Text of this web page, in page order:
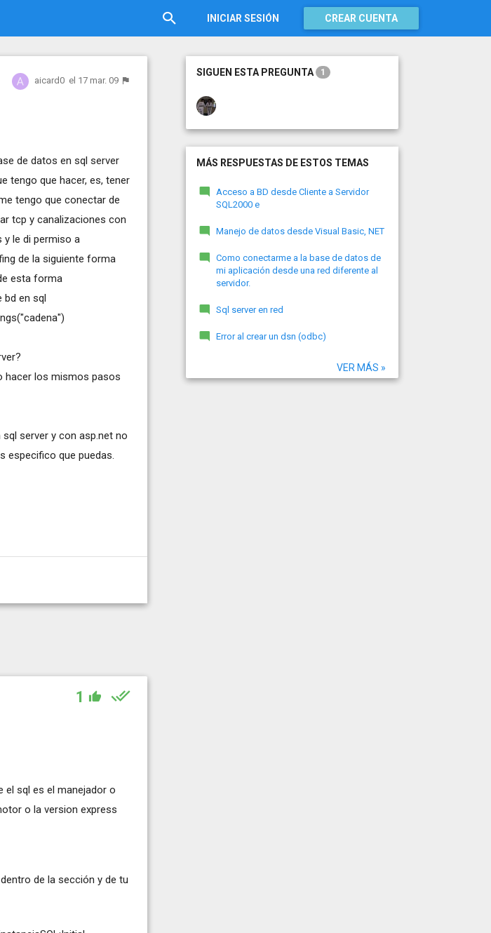
INICIAR SESIÓN CREAR CUENTA
aicard0 el 17 mar. 09
de datos en sql server
tengo que hacer, es, tener
tengo que conectar de
tcp y canalizaciones con
y le di permiso a
de la siguiente forma
esta forma
bd en sql
hacer los mismos pasos
server y con asp.net no
especifico que puedas.
1
el sql es el manejador o
o la version express
de la sección y de tu
SIGUEN ESTA PREGUNTA 1
MÁS RESPUESTAS DE ESTOS TEMAS
Acceso a BD desde Cliente a Servidor
SQL2000 e
Manejo de datos desde Visual Basic, NET
Como conectarme a la base de datos de
mi aplicación desde una red diferente al
servidor.
Sql server en red
Error al crear un dsn (odbc)
VER MÁS »